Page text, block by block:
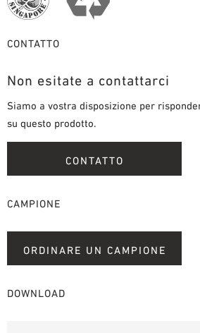
CONTATTO
Non esitate a contattarci
Siamo a vostra disposizione per
su questo prodotto.
CONTATTO
CAMPIONE
ORDINARE UN CAMPIONE
DOWNLOAD